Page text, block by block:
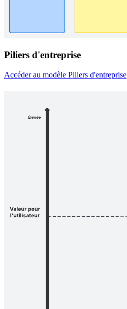
Piliers d'entreprise
Accéder au modèle Piliers d'entreprise